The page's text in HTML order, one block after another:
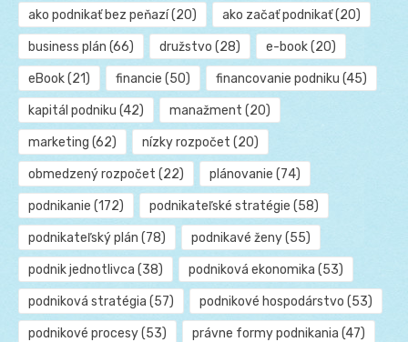
ako podnikať bez peňazí(20) ako začať podnikať(20)
business plán (66) družstvo (28) e-book(20)
eBook(21) financie (50) financovanie podniku (45)
kapitál podniku (42) manažment (20)
marketing (62) nízky rozpočet (20)
obmedzený rozpočet (22) plánovanie (74)
podnikanie (172) podnikateľské stratégie (58)
podnikateľský plán (78) podnikavé ženy(55)
podnik jednotlivca (38) podniková ekonomika (53)
podniková stratégia (57) podnikové hospodárstvo (53)
podnikové procesy(53) právne formy podnikania (47)